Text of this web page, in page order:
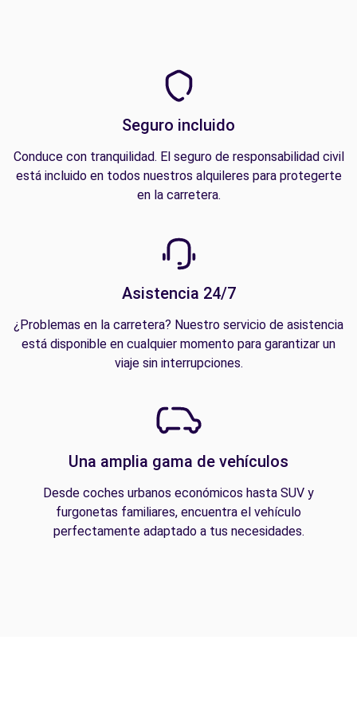
Seguro incluido
Conduce con tranquilidad. El seguro de responsabilidad civil
está incluido en todos nuestros alquileres para protegerte
en la carretera.
Asistencia 24/7
¿Problemas en la carretera? Nuestro servicio de asistencia
está disponible en cualquier momento para garantizar un
viaje sin interrupciones.
Una amplia gama de vehículos
Desde coches urbanos económicos hasta SUV y
furgonetas familiares, encuentra el vehículo
perfectamente adaptado a tus necesidades.